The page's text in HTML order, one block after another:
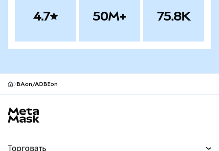
4.7 50M+ 75.8K
BAon/ADBEon
Торговать